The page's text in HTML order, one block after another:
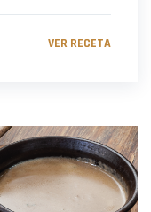
VER RECETA